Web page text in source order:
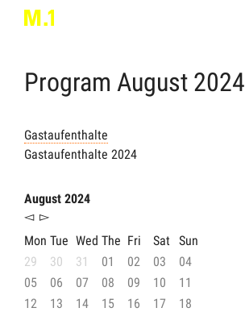
Program August 2024
Gastaufenthalte
Gastaufenthalte 2024
August 2024
◅ ▻
Mon Tue Wed The Fri Sat Sun
29
30 31 01 02 03
04
05
06 07 08 09 10
11
12
13 14 15 16 17
18